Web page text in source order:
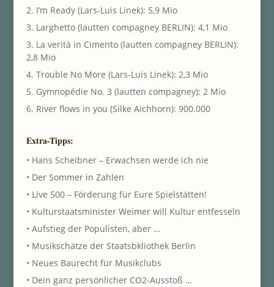
2. I’m Ready (Lars-Luis Linek): 5,9 Mio
3. Larghetto (lautten compagney BERLIN): 4,1 Mio
3. La verità in Cimento (lautten compagney BERLIN):
2,8 Mio
4. Trouble No More (Lars-Luis Linek): 2,3 Mio
5. Gymnopédie No. 3 (lautten compagney): 2 Mio
6. River flows in you (Silke Aichhorn): 900.000
Extra-Tipps:
• Hans Scheibner – Erwachsen werde ich nie
• Der Sommer in Zahlen
• Live 500 – Förderung für Eure Spielstätten!
• Kulturstaatsminister Weimer will Kultur entfesseln
• Aufstieg der Populisten, aber …
• Musikschätze der Staatsbkliothek Berlin
• Neues Baurecht für Musikclubs
• Dein ganz persönlicher CO2-Ausstoß …